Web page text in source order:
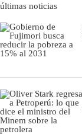
últimas noticias